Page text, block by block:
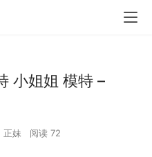
小姐姐 模特 –
正妹 阅读 72